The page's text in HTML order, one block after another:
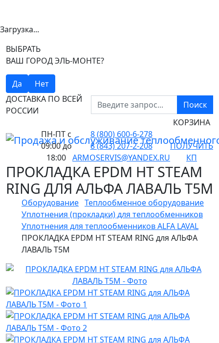
Загрузка...
ВЫБРАТЬ
ВАШ ГОРОД ЭЛЬ-МОНТЕ?
Да
Нет
ДОСТАВКА ПО ВСЕЙ
РОССИИ
Поиск
ПН-ПТ с
09:00 до
18:00
8 (800) 600-6-278
8 (843) 207-2-208
ARMOSERVIS@YANDEX.RU
КОРЗИНА
ПОЛУЧИТЬ
КП
ПРОКЛАДКА EPDM HT STEAM
RING ДЛЯ АЛЬФА ЛАВАЛЬ T5M
Оборудование Теплообменное оборудование
Уплотнения (прокладки) для теплообменников
Уплотнения для теплообменников ALFA LAVAL
ПРОКЛАДКА EPDM HT STEAM RING для АЛЬФА
ЛАВАЛЬ T5M